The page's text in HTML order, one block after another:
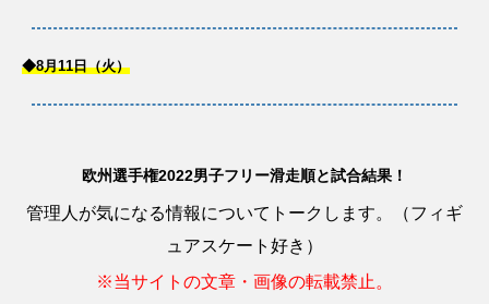
◆8月11日（火）
欧州選手権2022男子フリー滑走順と試合結果！
管理人が気になる情報についてトークします。（フィギ
ュアスケート好き）
※当サイトの文章・画像の転載禁止。